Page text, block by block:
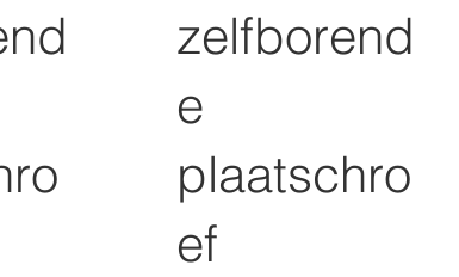
zelfborend
e
plaatschro
ef